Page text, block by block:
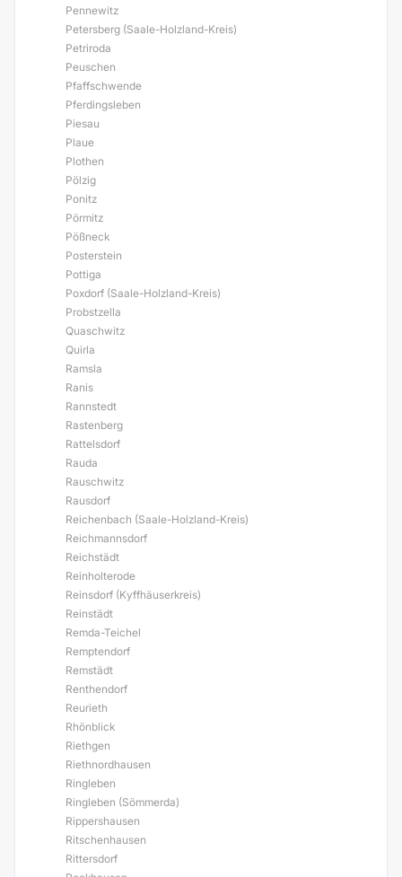
Pennewitz
Petersberg (Saale-Holzland-Kreis)
Petriroda
Peuschen
Pfaffschwende
Pferdingsleben
Piesau
Plaue
Plothen
Pölzig
Ponitz
Pörmitz
Pößneck
Posterstein
Pottiga
Poxdorf (Saale-Holzland-Kreis)
Probstzella
Quaschwitz
Quirla
Ramsla
Ranis
Rannstedt
Rastenberg
Rattelsdorf
Rauda
Rauschwitz
Rausdorf
Reichenbach (Saale-Holzland-Kreis)
Reichmannsdorf
Reichstädt
Reinholterode
Reinsdorf (Kyffhäuserkreis)
Reinstädt
Remda-Teichel
Remptendorf
Remstädt
Renthendorf
Reurieth
Rhönblick
Riethgen
Riethnordhausen
Ringleben
Ringleben (Sömmerda)
Rippershausen
Ritschenhausen
Rittersdorf